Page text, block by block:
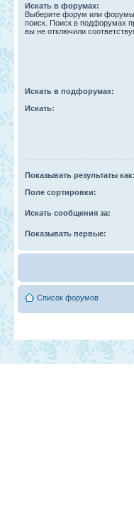
Искать в форумах:
Выберите форум или
поиск. Поиск в подфорумах
вы не отключили
Искать в подфорумах:
Искать:
Показывать результаты как:
Поле сортировки:
Искать сообщения за:
Показывать первые:
Список форумов